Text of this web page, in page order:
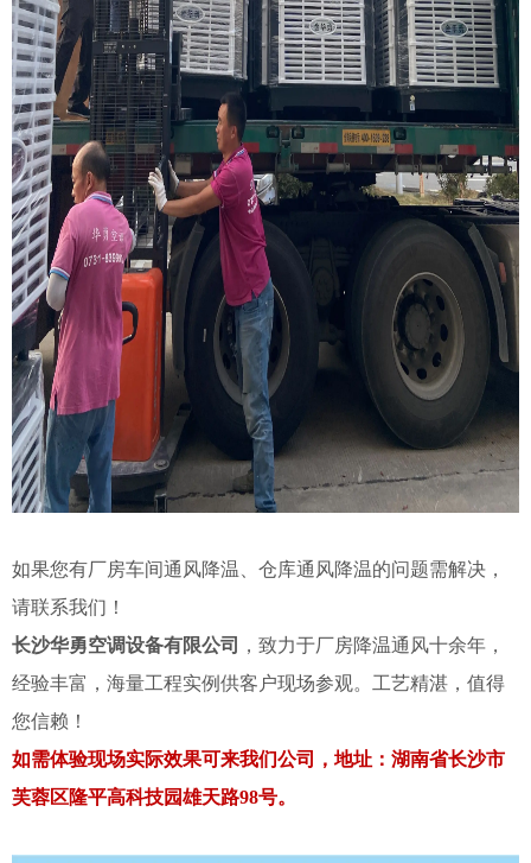
如果您有厂房车间通风降温、仓库通风降温的问题需解决，
请联系我们！
长沙华勇空调设备有限公司
，致力于厂房降温通风十余年，
经验丰富，海量工程实例供客户现场参观。工艺精湛，值得
您信赖！
如需体验现场实际效果可来我们公司，地址：湖南省长沙市
芙蓉区隆平高科技园雄天路98号。